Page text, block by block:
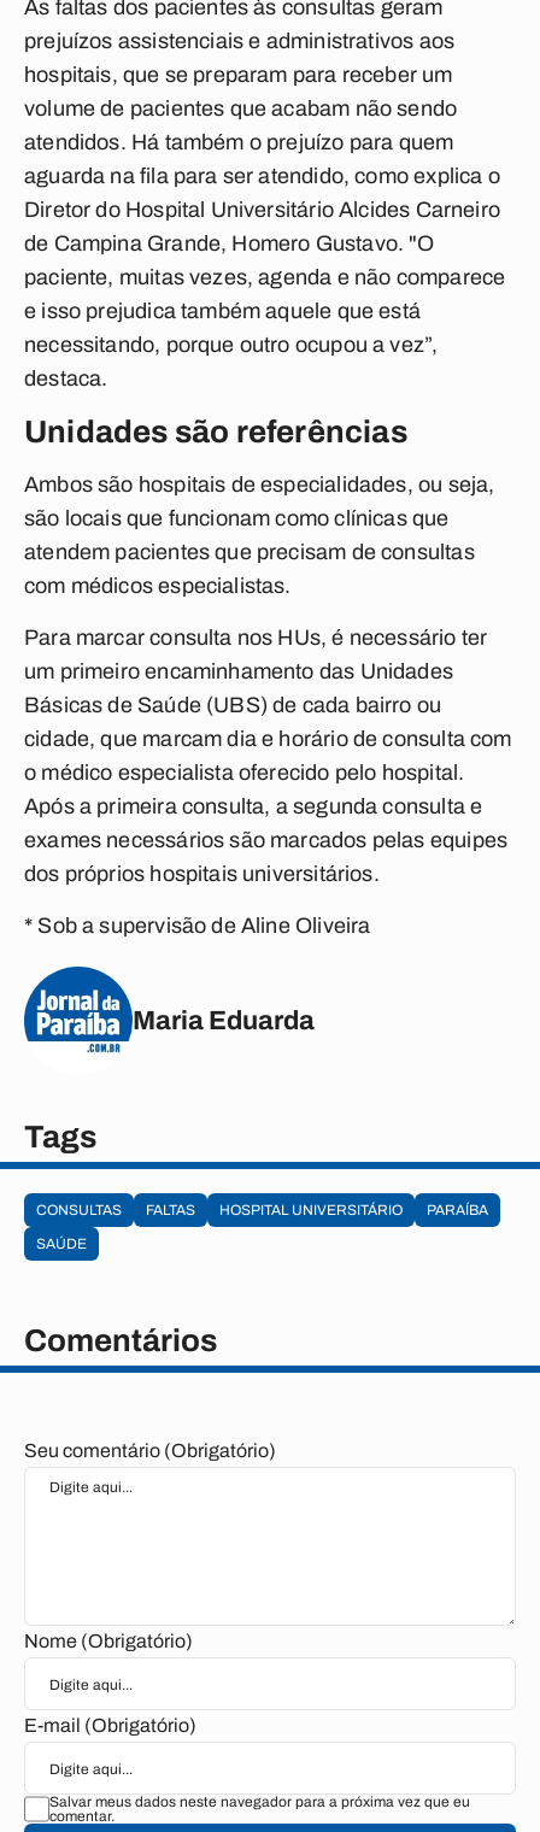
As faltas dos pacientes às consultas geram
prejuízos assistenciais e administrativos aos
hospitais, que se preparam para receber um
volume de pacientes que acabam não sendo
atendidos. Há também o prejuízo para quem
aguarda na fila para ser atendido, como explica o
Diretor do Hospital Universitário Alcides Carneiro
de Campina Grande, Homero Gustavo. "O
paciente, muitas vezes, agenda e não comparece
e isso prejudica também aquele que está
necessitando, porque outro ocupou a vez”,
destaca.
Unidades são referências
Ambos são hospitais de especialidades, ou seja,
são locais que funcionam como clínicas que
atendem pacientes que precisam de consultas
com médicos especialistas.
Para marcar consulta nos HUs, é necessário ter
um primeiro encaminhamento das Unidades
Básicas de Saúde (UBS) de cada bairro ou
cidade, que marcam dia e horário de consulta com
o médico especialista oferecido pelo hospital.
Após a primeira consulta, a segunda consulta e
exames necessários são marcados pelas equipes
dos próprios hospitais universitários.
* Sob a supervisão de Aline Oliveira
Maria Eduarda
Tags
CONSULTAS FALTAS HOSPITAL UNIVERSITÁRIO
PARAÍBA
SAÚDE
Comentários
Seu comentário (Obrigatório)
Nome (Obrigatório)
E-mail (Obrigatório)
Salvar meus dados neste navegador para a próxima vez que eu
comentar.